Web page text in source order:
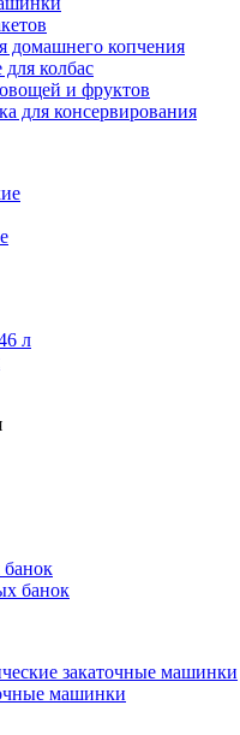
домашнего копчения
колбас
и фруктов
для консервирования
л
банок
закаточные машинки
машинки